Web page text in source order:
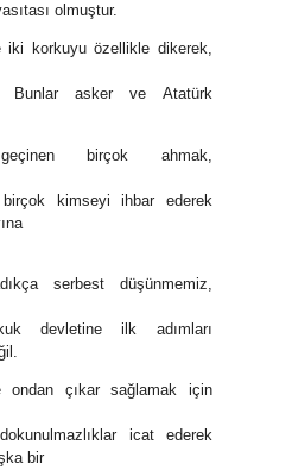
olmuştur.
iki korkuyu özellikle dikerek,
Bunlar asker ve Atatürk
birçok ahmak,
kimseyi ihbar ederek
serbest düşünmemiz,
devletine ilk adımları
ondan çıkar sağlamak için
icat ederek
bir